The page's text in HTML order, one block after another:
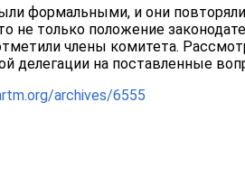
формальными, и они
не только положение
члены комитета.
делегации на поставленные
archives/6555